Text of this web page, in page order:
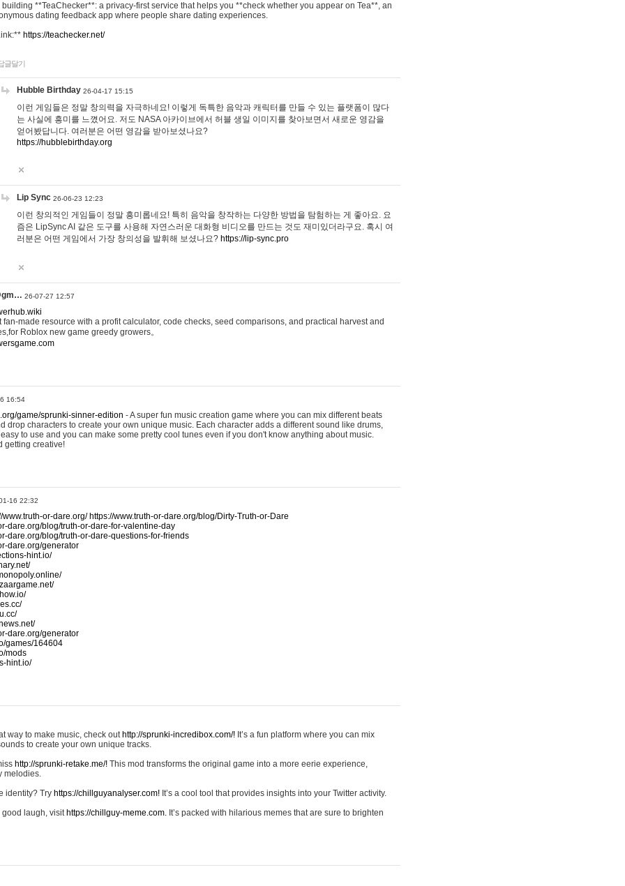
building **TeaChecker**: a privacy-first service that helps you **check whether you appear on Tea**, an
dating feedback app where people share dating experiences.
https://teachecker.net/
글달기
Hubble Birthday 26-04-17 15:15
이런 게임들은 정말 창의력을 자극하네요! 이렇게 독특한 음악과 캐릭터를 만들 수 있는 플랫폼이 많다
는 사실에 흥미를 느꼈어요. 저도 NASA 아카이브에서 허블 생일 이미지를 찾아보면서 새로운 영감을
얻어봤답니다. 여러분은 어떤 영감을 받아보셨나요?
https://hubblebirthday.org
Lip Sync 26-06-23 12:23
이런 창의적인 게임들이 정말 흥미롭네요! 특히 음악을 창작하는 다양한 방법을 탐험하는 게 좋아요. 요
즘은 LipSync AI 같은 도구를 사용해 자연스러운 대화형 비디오를 만드는 것도 재미있더라구요. 혹시 여
러분은 어떤 게임에서 가장 창의성을 발휘해 보셨나요? https://lip-sync.pro
26-07-27 12:57
made resource with a profit calculator, code checks, seed comparisons, and practical harvest and
Roblox new game greedy growers。
16:54
game/sprunki-sinner-edition - A super fun music creation game where you can mix different beats
drop characters to create your own unique music. Each character adds a different sound like drums,
to use and you can make some pretty cool tunes even if you don't know anything about music.
getting creative!
16 22:32
www.truth-or-dare.org/ https://www.truth-or-dare.org/blog/Dirty-Truth-or-Dare
dare.org/blog/truth-or-dare-for-valentine-day
dare.org/blog/truth-or-dare-questions-for-friends
dare.org/generator
hint.io/
dare.org/generator
games/164604
mods
hint.io/
way to make music, check out http://sprunki-incredibox.com/! It’s a fun platform where you can mix
to create your own unique tracks.
http://sprunki-retake.me/! This mod transforms the original game into a more eerie experience,
melodies.
identity? Try https://chillguyanalyser.com! It’s a cool tool that provides insights into your Twitter activity.
good laugh, visit https://chillguy-meme.com. It’s packed with hilarious memes that are sure to brighten